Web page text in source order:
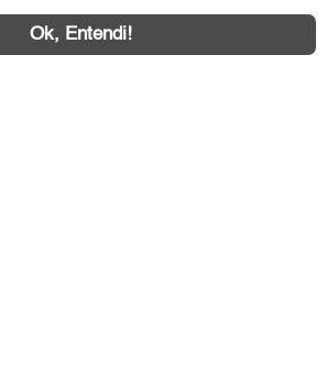
Ok, Entendi!